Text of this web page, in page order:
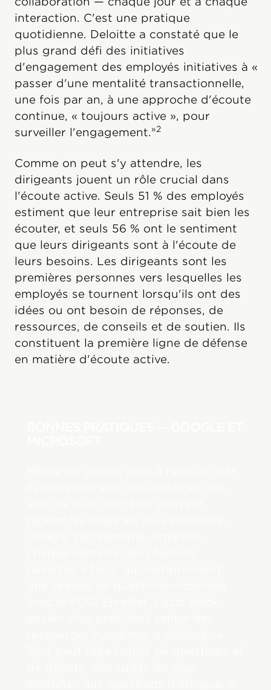
interaction. C'est une pratique
quotidienne. Deloitte a constaté que le
plus grand défi des initiatives
d'engagement des employés initiatives à «
passer d'une mentalité transactionnelle,
une fois par an, à une approche d'écoute
continue, « toujours active », pour
surveiller l'engagement.»2
Comme on peut s'y attendre, les
dirigeants jouent un rôle crucial dans
l'écoute active. Seuls 51 % des employés
estiment que leur entreprise sait bien les
écouter, et seuls 56 % ont le sentiment
que leurs dirigeants sont à l'écoute de
leurs besoins. Les dirigeants sont les
premières personnes vers lesquelles les
employés se tournent lorsqu'ils ont des
idées ou ont besoin de réponses, de
ressources, de conseils et de soutien. Ils
constituent la première ligne de défense
en matière d'écoute active.